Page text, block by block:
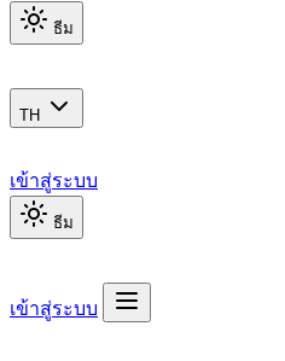
ธีม
TH
เข้าสู่ระบบ
ธีม
เข้าสู่ระบบ